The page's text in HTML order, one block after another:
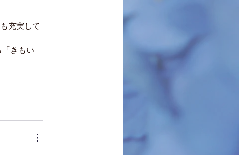
充実して
きもい